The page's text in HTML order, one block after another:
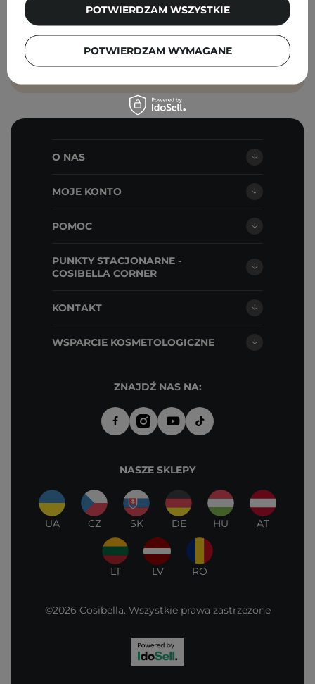
Cosibella sp. z o.o, zgodnie zpolityką
prywatności.
ZAPISZ SIĘ
O NAS
MOJE KONTO
POMOC
PUNKTY STACJONARNE -
COSIBELLA CORNER
KONTAKT
WSPARCIE KOSMETOLOGICZNE
ZNAJDŹ NAS NA:
NASZE SKLEPY
UA CZ SK DE HU AT
LT LV RO
©2026 Cosibella. Wszystkie prawa zastrzeżone
POTWIERDZAM WYMAGANE
POTWIERDZAM WSZYSTKIE